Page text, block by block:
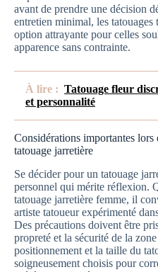
avant de prendre une décision
entretien minimal, les tatouages
option attrayante pour celles
apparence sans contrainte.
À lire : Tatouage fleur
et personnalité
Considérations importantes lors
tatouage jarretière
Se décider pour un tatouage
personnel qui mérite réflexion.
tatouage jarretière femme, il
artiste tatoueur expérimenté
Des précautions doivent être
propreté et la sécurité de la
positionnement et la taille du
soigneusement choisis pour